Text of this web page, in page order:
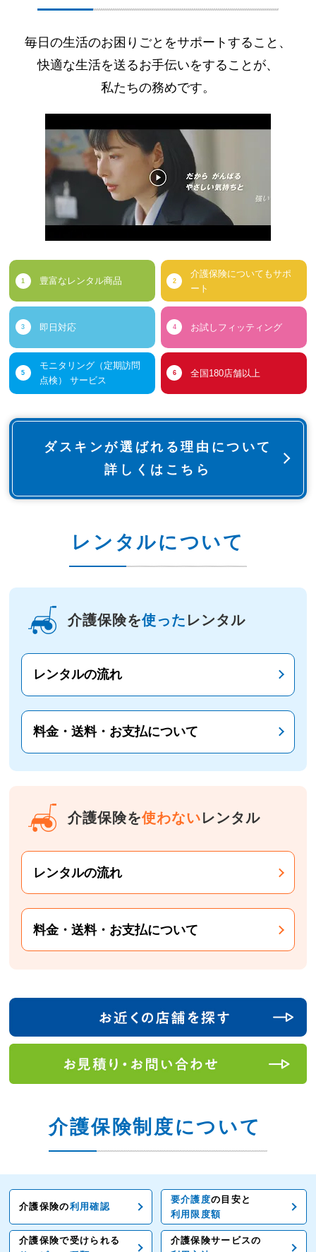
毎日の生活のお困りごとをサポートすること、
快適な生活を送るお手伝いをすることが、
私たちの務めです。
豊富なレンタル商品
介護保険についてもサポ
ート
即日対応 お試しフィッティング
モニタリング（定期訪問
点検） サービス
全国180店舗以上
ダスキンが選ばれる理由について
詳しくはこちら
レンタルについて
介護保険を使った レンタル
レンタルの流れ
料金・送料・お支払について
介護保険を使わないレンタル
レンタルの流れ
料金・送料・お支払について
介護保険制度について
介護保険の利用確認
要介護度の目安と
利用限度額
介護保険で受けられる
介護保険サービスの